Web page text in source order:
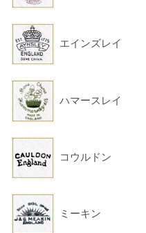
エインズレイ
ハマースレイ
コウルドン
ミーキン